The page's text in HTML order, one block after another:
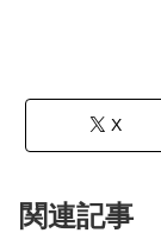
X
関連記事